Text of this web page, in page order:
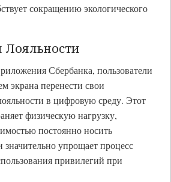
сокращению экологического
Лояльности
Сбербанка, пользователи
экрана перенести свои
в цифровую среду. Этот
физическую нагрузку,
постоянно носить
упрощает процесс
привилегий при